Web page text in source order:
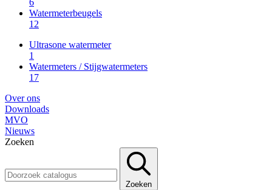
6
Watermeterbeugels
12
Ultrasone watermeter
1
Watermeters / Stijgwatermeters
17
Over ons
Downloads
MVO
Nieuws
Zoeken
Zoeken